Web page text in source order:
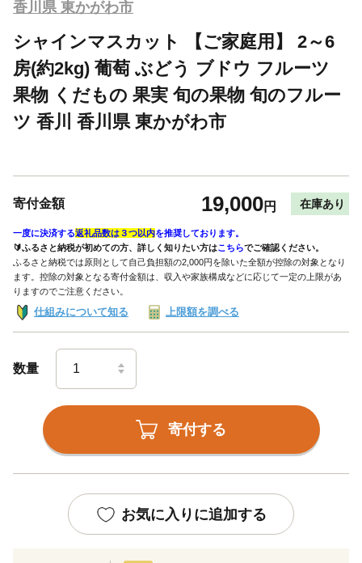
香川県 東かがわ市
シャインマスカット 【ご家庭用】 2～6
房(約2kg) 葡萄 ぶどう ブドウ フルーツ
果物 くだもの 果実 旬の果物 旬のフルー
ツ 香川 香川県 東かがわ市
寄付金額 19,000円 在庫あり
一度に決済する返礼品数は３つ以内を推奨しております。
🔰ふるさと納税が初めての方、詳しく知りたい方はこちらでご確認ください。
ふるさと納税では原則として自己負担額の2,000円を除いた全額が控除の対象となり
ます。控除の対象となる寄付金額は、収入や家族構成などに応じて一定の上限があ
りますのでご注意ください。
仕組みについて知る 上限額を調べる
数量
寄付する
お気に入りに追加する